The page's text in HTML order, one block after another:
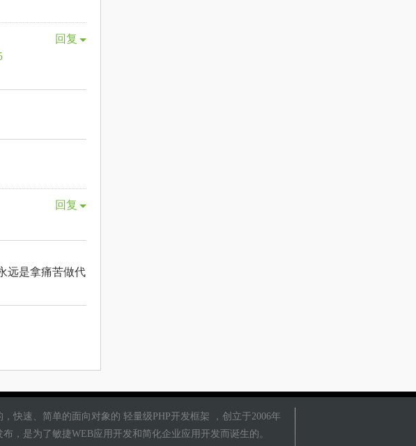
回复
回复
远是拿痛苦做代
快速、简单的面向对象的 轻量级PHP开发框架 ，创立于2006年
布，是为了敏捷WEB应用开发和简化企业应用开发而诞生的。